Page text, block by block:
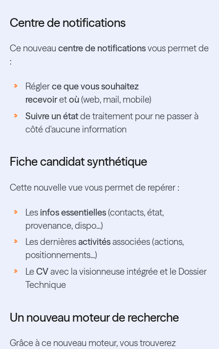
Centre de notifications
Ce nouveau centre de notificationsvous permet de
:
Réglerce que vous souhaitez
recevoiretoù(web, mail, mobile)
Suivre un étatde traitement pour ne passer à
côté d'aucune information
Fiche candidat synthétique
Cette nouvelle vue vous permet de repérer :
Les infos essentielles(contacts, état,
provenance, dispo...)
Les dernièresactivitésassociées (actions,
positionnements...)
LeCVavec la visionneuse intégrée et le Dossier
Technique
Un nouveau moteur de recherche
Grâce à ce nouveau moteur, vous trouverez